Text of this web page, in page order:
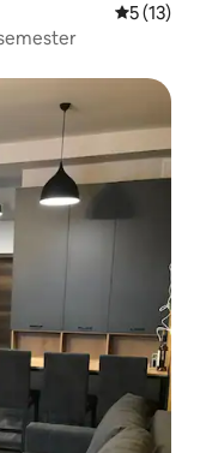
5 av 5 i
5 (13)